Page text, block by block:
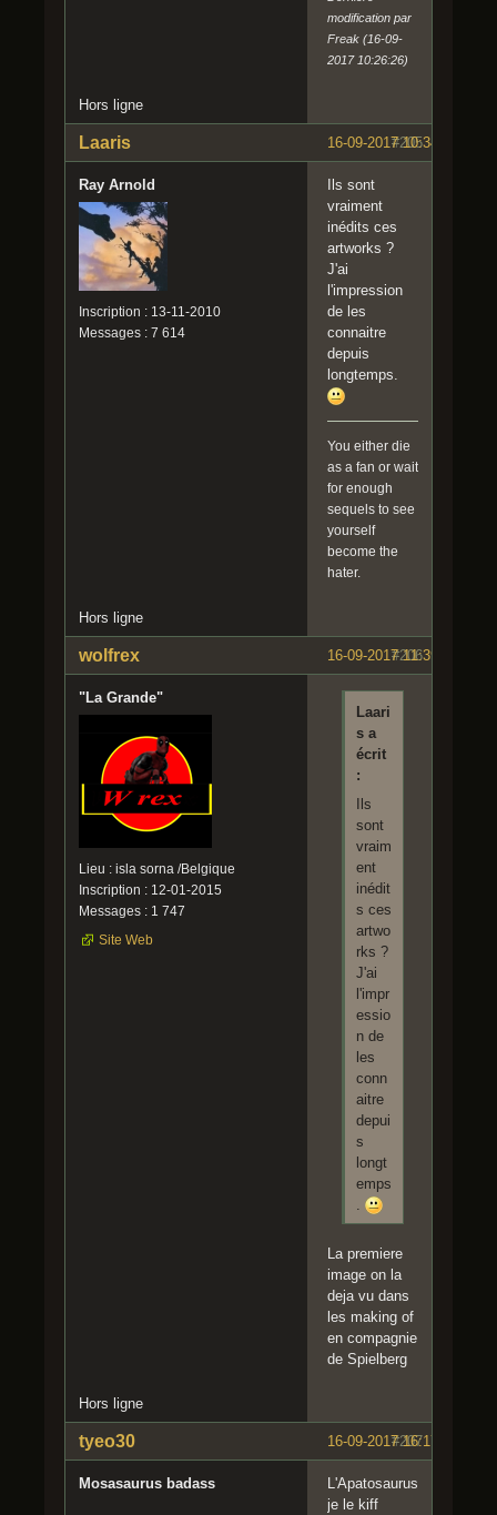
modification par
Freak (16-09-
2017 10:26:26)
Hors ligne
#205
16-09-2017 10:34:50
Laaris
Ray Arnold
Inscription : 13-11-2010
Messages : 7 614
Ils sont
vraiment
inédits ces
artworks ?
J'ai
l'impression
de les
connaitre
depuis
longtemps.
You either die
as a fan or wait
for enough
sequels to see
yourself
become the
hater.
Hors ligne
#206
16-09-2017 11:39:08
wolfrex
"La Grande"
Lieu : isla sorna /Belgique
Inscription : 12-01-2015
Messages : 1 747
Site Web
Laari
s a
écrit
:
Ils
sont
vraim
ent
inédit
s ces
artwo
rks ?
J'ai
l'impr
essio
n de
les
conn
aitre
depui
s
longt
emps
.
La premiere
image on la
deja vu dans
les making of
en compagnie
de Spielberg
Hors ligne
#207
16-09-2017 16:17:23
tyeo30
Mosasaurus badass
L'Apatosaurus
je le kiff